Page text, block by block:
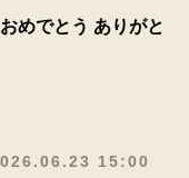
めでとう ありがと
15:00